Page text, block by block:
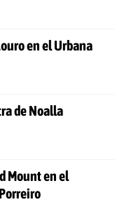
en el Urbana
de Noalla
Mount en el